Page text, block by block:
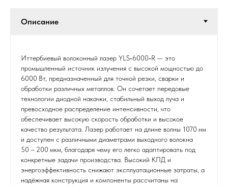
Иттербиевый волоконный лазер YLS‑6000‑R — это
промышленный источник излучения с высокой мощностью до
6000 Вт, предназначенный для точной резки, сварки и
обработки различных металлов. Он сочетает передовые
технологии диодной накачки, стабильный выход луча и
превосходное распределение интенсивности, что
обеспечивает высокую скорость обработки и высокое
качество результата. Лазер работает на длине волны 1070 нм
и доступен с различными диаметрами выходного волокна
50 – 200 мкм, благодаря чему его легко адаптировать под
конкретные задачи производства. Высокий КПД и
энергоэффективность снижают эксплуатационные затраты, а
надёжная конструкция и компоненты рассчитаны на